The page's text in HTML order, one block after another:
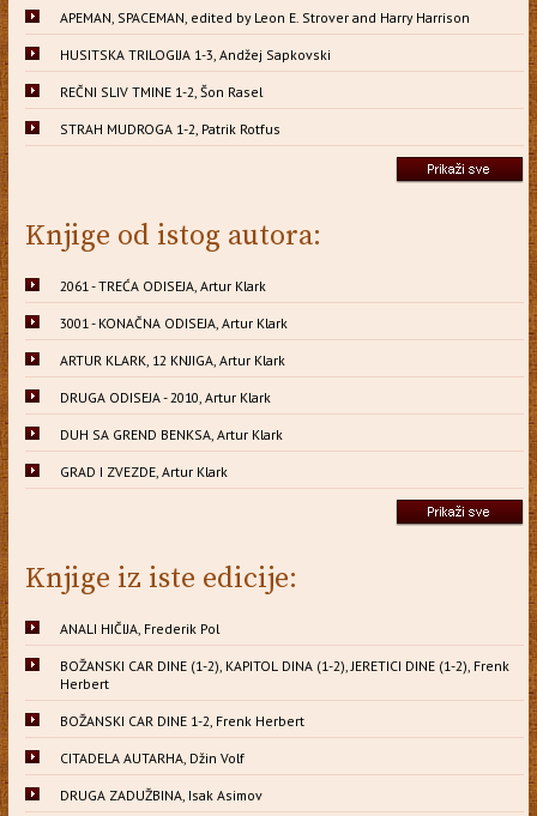
APEMAN, SPACEMAN, edited by Leon E. Strover and Harry Harrison
HUSITSKA TRILOGIJA 1-3, Andžej Sapkovski
REČNI SLIV TMINE 1-2, Šon Rasel
STRAH MUDROGA 1-2, Patrik Rotfus
Knjige od istog autora:
2061 - TREĆA ODISEJA, Artur Klark
3001 - KONAČNA ODISEJA, Artur Klark
ARTUR KLARK, 12 KNJIGA, Artur Klark
DRUGA ODISEJA - 2010, Artur Klark
DUH SA GREND BENKSA, Artur Klark
GRAD I ZVEZDE, Artur Klark
Knjige iz iste edicije:
ANALI HIČIJA, Frederik Pol
BOŽANSKI CAR DINE (1-2), KAPITOL DINA (1-2), JERETICI DINE (1-2), Frenk
Herbert
BOŽANSKI CAR DINE 1-2, Frenk Herbert
CITADELA AUTARHA, Džin Volf
DRUGA ZADUŽBINA, Isak Asimov